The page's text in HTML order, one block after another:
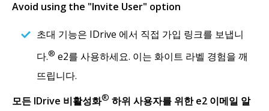
Avoid using the "Invite User" option
초대 기능은 IDrive 에서 직접 가입 링크를 보냅니
다.® e2를 사용하세요. 이는 화이트 라벨 경험을 깨
뜨립니다.
모든 IDrive 비활성화® 하위 사용자를 위한 e2 이메일 알